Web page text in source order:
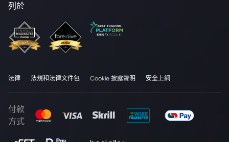
列於
法律 法規和法律文件包 Cookie 披露聲明 安全上網
付款
方式